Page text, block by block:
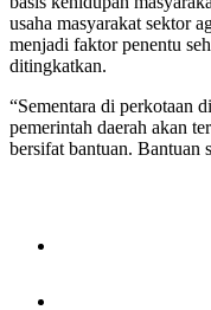
usaha masyarakat sektor
menjadi faktor penentu
ditingkatkan.
“Sementara di perkotaan
pemerintah daerah akan
bersifat bantuan. Bantuan